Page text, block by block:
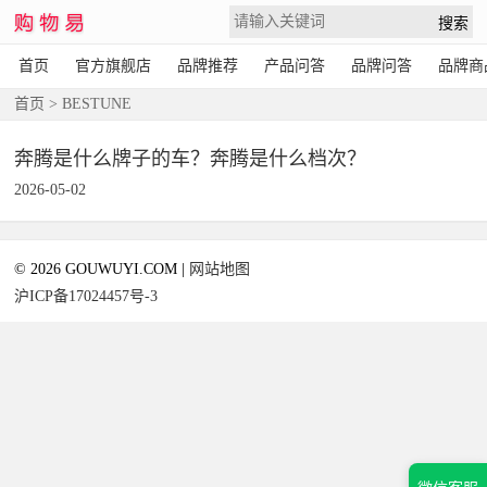
首页 官方旗舰店 品牌推荐 产品问答 品牌问答 品牌商
首页 > BESTUNE
奔腾是什么牌子的车？奔腾是什么档次？
2026-05-02
© 2026 GOUWUYI.COM |
网站地图
沪ICP备17024457号-3